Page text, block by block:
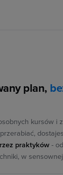
plan,
kursów i
praktyków -
w